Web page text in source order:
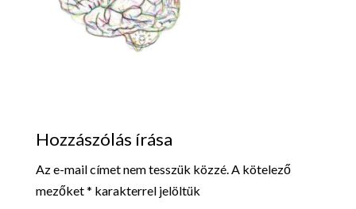
Hozzászólás írása
Az e-mail címet nem tesszük közzé.A kötelező
mezőket* karakterrel jelöltük